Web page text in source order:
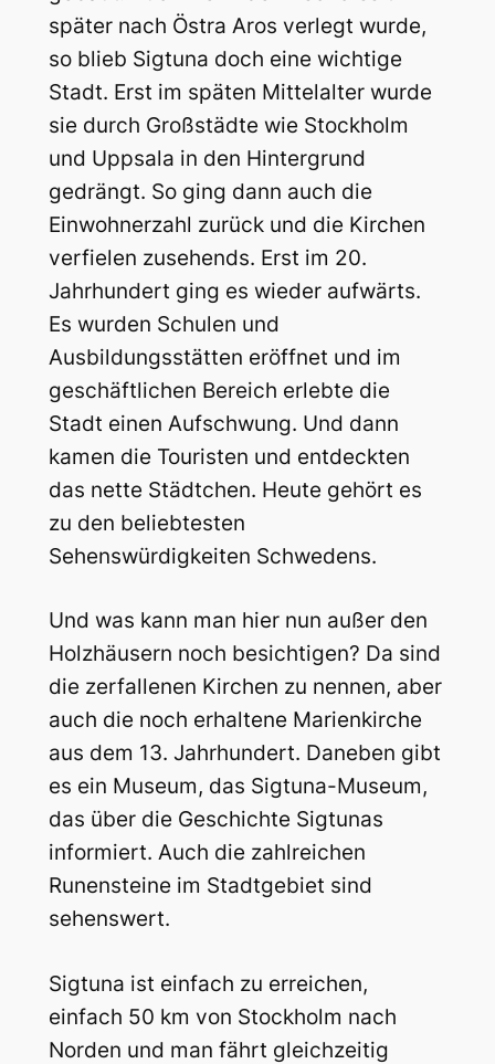
später nach Östra Aros verlegt wurde,
so blieb Sigtuna doch eine wichtige
Stadt. Erst im späten Mittelalter wurde
sie durch Großstädte wie Stockholm
und Uppsala in den Hintergrund
gedrängt. So ging dann auch die
Einwohnerzahl zurück und die Kirchen
verfielen zusehends. Erst im 20.
Jahrhundert ging es wieder aufwärts.
Es wurden Schulen und
Ausbildungsstätten eröffnet und im
geschäftlichen Bereich erlebte die
Stadt einen Aufschwung. Und dann
kamen die Touristen und entdeckten
das nette Städtchen. Heute gehört es
zu den beliebtesten
Sehenswürdigkeiten Schwedens.
Und was kann man hier nun außer den
Holzhäusern noch besichtigen? Da sind
die zerfallenen Kirchen zu nennen, aber
auch die noch erhaltene Marienkirche
aus dem 13. Jahrhundert. Daneben gibt
es ein Museum, das Sigtuna-Museum,
das über die Geschichte Sigtunas
informiert. Auch die zahlreichen
Runensteine im Stadtgebiet sind
sehenswert.
Sigtuna ist einfach zu erreichen,
einfach 50 km von Stockholm nach
Norden und man fährt gleichzeitig